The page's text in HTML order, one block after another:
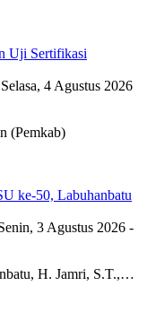
Uji Sertifikasi
Selasa, 4 Agustus 2026
(Pemkab)
ke-50, Labuhanbatu
3 Agustus 2026 -
H. Jamri, S.T.,…